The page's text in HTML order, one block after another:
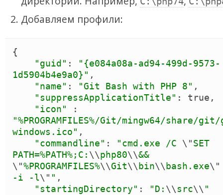
Добавляем профили:
{
"guid " : " {e084a08a-ad94-499d-9573-
1d5904b4e9a0} " ,
"name" : "Git Bash with PHP 8" ,
"suppressApplicationTitle" : true ,
"icon"
"%PROGRAMFILES%/Git/mingw64/share/
windows.ico" ,
"commandline" : "cmd.exe /C \"SET
PATH=%PATH%;C: \\php80\\
\"%PROGRAMFILES%\\Git\\ bin\\ bash.exe\"
-i -l\" " ,
"startingDirectory" : "D: \\src\\ "